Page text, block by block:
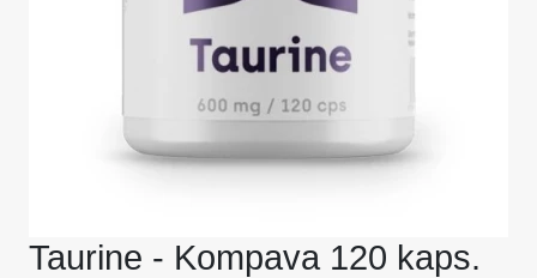
Taurine - Kompava 120 kaps.